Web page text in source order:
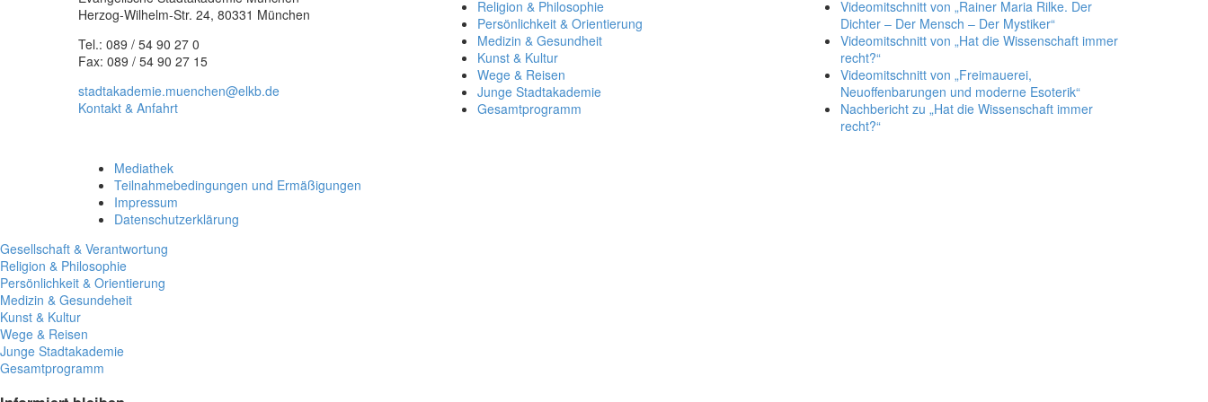
Herzog-Wilhelm-Str. 24, 80331 München
Tel.: 089 / 54 90 27 0
Fax: 089 / 54 90 27 15
stadtakademie.muenchen@elkb.de
Kontakt & Anfahrt
Religion & Philosophie
Persönlichkeit & Orientierung
Medizin & Gesundheit
Kunst & Kultur
Wege & Reisen
Junge Stadtakademie
Gesamtprogramm
Videomitschnitt von „Rainer Maria Rilke. Der
Dichter – Der Mensch – Der Mystiker“
Videomitschnitt von „Hat die Wissenschaft immer
recht?“
Videomitschnitt von „Freimauerei,
Neuoffenbarungen und moderne Esoterik“
Nachbericht zu „Hat die Wissenschaft immer
recht?“
Mediathek
Teilnahmebedingungen und Ermäßigungen
Impressum
Datenschutzerklärung
Gesellschaft & Verantwortung
Religion & Philosophie
Persönlichkeit & Orientierung
Medizin & Gesundeheit
Kunst & Kultur
Wege & Reisen
Junge Stadtakademie
Gesamtprogramm